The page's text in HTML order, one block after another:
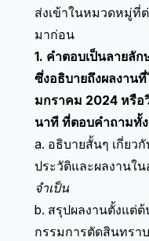
ส่งเข้าในหมวดหมู่ที่
มาก่อน
1. คำตอบเป็นลายลั
ซึ่งอธิบายถึงผลงาน
มกราคม 2024 หรือ
นาที ที่ตอบคำถามทั้
a. อธิบายสั้นๆ เกี่ยว
ประวัติและผลงานใ
จำเป็น
b. สรุปผลงานตั้งแต่
กรรมการตัดสินทรา